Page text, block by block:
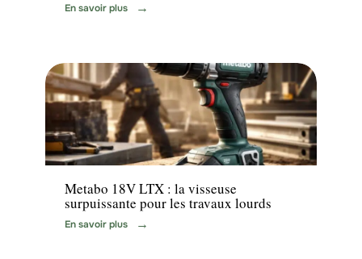
En savoir plus
News
Metabo 18V LTX : la visseuse
surpuissante pour les travaux lourds
En savoir plus